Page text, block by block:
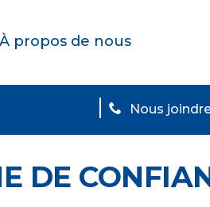
À propos de nous
Nous
DE